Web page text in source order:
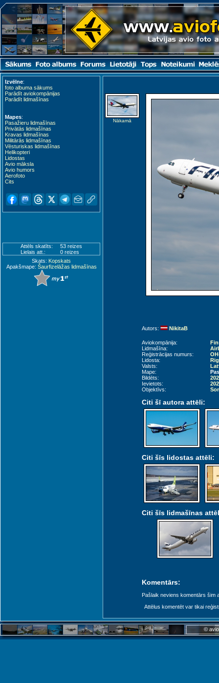
Izvēlne:
foto albuma sākums
Parādīt aviokompānijas
Parādīt lidmašīnas
Mapes:
Pasažieru lidmašīnas
Privātās lidmašīnas
Kravas lidmašīnas
Militārās lidmašīnas
Vēsturiskas lidmašīnas
Helikopteri
Lidostas
Avio māksla
Avio humors
Aerofoto
Cits
Attēls skatīts:
53 reizes
Lielais att.:
0 reizes
Skats: Kopskats
Apakšmape: Šaurfizelāžas lidmašīnas
Nākamā
Autors: NikitaB
Aviokompānija:
Lidmašīna:
Reģistrācijas numurs:
Lidosta:
Valsts:
Mape:
Bildēts:
Ievietots:
Objektīvs:
Citi šī autora attēli:
Citi šīs lidostas attēli:
Citi šīs lidmašīnas
Komentārs:
Pašlaik neviens komentārs šim
Attēlus komentēt var tikai
©